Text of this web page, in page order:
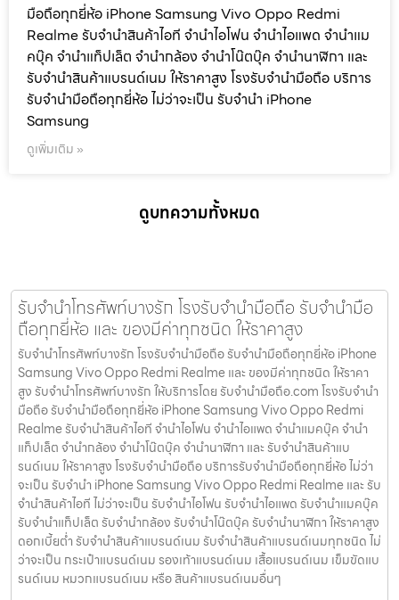
มือถือทุกยี่ห้อ iPhone Samsung Vivo Oppo Redmi
Realme รับจำนำสินค้าไอที จำนำไอโฟน จำนำไอแพด จำนำแม
คบุ๊ค จำนำแท็ปเล็ต จำนำกล้อง จำนำโน๊ตบุ๊ค จำนำนาฬิกา และ
รับจำนำสินค้าแบรนด์เนม ให้ราคาสูง โรงรับจำนำมือถือ บริการ
รับจำนำมือถือทุกยี่ห้อ ไม่ว่าจะเป็น รับจำนำ iPhone
Samsung
ดูเพิ่มเติม »
ดูบทความทั้งหมด
รับจำนำโทรศัพท์บางรัก โรงรับจำนำมือถือ รับจำนำมือ
ถือทุกยี่ห้อ และ ของมีค่าทุกชนิด ให้ราคาสูง
รับจำนำโทรศัพท์บางรัก โรงรับจำนำมือถือ รับจำนำมือถือทุกยี่ห้อ iPhone
Samsung Vivo Oppo Redmi Realme และ ของมีค่าทุกชนิด ให้ราคา
สูง รับจำนำโทรศัพท์บางรัก ให้บริการโดย รับจํานํามือถือ.com โรงรับจำนำ
มือถือ รับจำนำมือถือทุกยี่ห้อ iPhone Samsung Vivo Oppo Redmi
Realme รับจำนำสินค้าไอที จำนำไอโฟน จำนำไอแพด จำนำแมคบุ๊ค จำนำ
แท็ปเล็ต จำนำกล้อง จำนำโน๊ตบุ๊ค จำนำนาฬิกา และ รับจำนำสินค้าแบ
รนด์เนม ให้ราคาสูง โรงรับจำนำมือถือ บริการรับจำนำมือถือทุกยี่ห้อ ไม่ว่า
จะเป็น รับจำนำ iPhone Samsung Vivo Oppo Redmi Realme และ รับ
จำนำสินค้าไอที ไม่ว่าจะเป็น รับจำนำไอโฟน รับจำนำไอแพด รับจำนำแมคบุ๊ค
รับจำนำแท็ปเล็ต รับจำนำกล้อง รับจำนำโน๊ตบุ๊ค รับจำนำนาฬิกา ให้ราคาสูง
ดอกเบี้ยต่ำ รับจำนำสินค้าแบรนด์เนม รับจำนำสินค้าแบรนด์เนมทุกชนิด ไม่
ว่าจะเป็น กระเป๋าแบรนด์เนม รองเท้าแบรนด์เนม เสื้อแบรนด์เนม เข็มขัดแบ
รนด์เนม หมวกแบรนด์เนม หรือ สินค้าแบรนด์เนมอื่นๆ